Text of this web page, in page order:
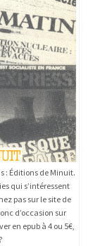
: Éditions de Minuit.
qui s’intéressent
pas sur le site de
d’occasion sur
en epub à 4 ou 5€,